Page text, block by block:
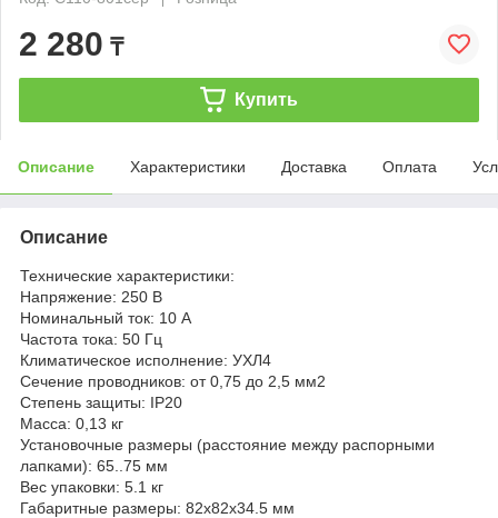
2 280 ₸
Купить
Описание Характеристики Доставка Оплата
Описание
Технические характеристики:
Напряжение: 250 В
Номинальный ток: 10 А
Частота тока: 50 Гц
Климатическое исполнение: УХЛ4
Сечение проводников: от 0,75 до 2,5 мм2
Степень защиты: IP20
Масса: 0,13 кг
Установочные размеры (расстояние между распорными
лапками): 65..75 мм
Вес упаковки: 5.1 кг
Габаритные размеры: 82х82х34.5 мм